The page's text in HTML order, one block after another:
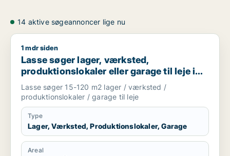
14 aktive søgeannoncer lige nu
Lasse søger lager, værksted, produktionslokaler eller
1 mdr siden
Lasse søger lager, værksted,
produktionslokaler eller garage til leje i
Storkøbenhavn
Lasse søger 15-120 m2 lager / værksted /
produktionslokaler / garage til leje
Type
Lager, Værksted, Produktionslokaler, Garage
Areal